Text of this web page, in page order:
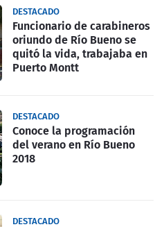
DESTACADO
Funcionario de carabineros
oriundo de Río Bueno se
quitó la vida, trabajaba en
Puerto Montt
DESTACADO
Conoce la programación
del verano en Río Bueno
2018
DESTACADO